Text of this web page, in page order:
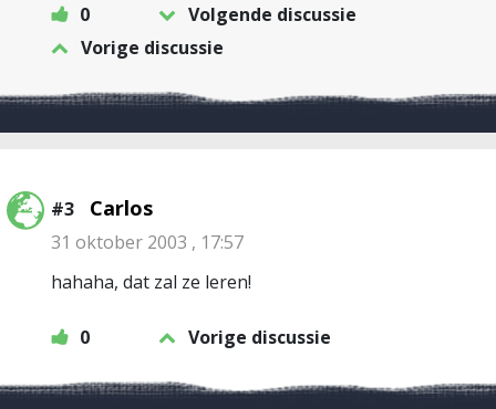
0
Volgende discussie
Vorige discussie
#3 Carlos
31 oktober 2003 , 17:57
hahaha, dat zal ze leren!
0 Vorige discussie